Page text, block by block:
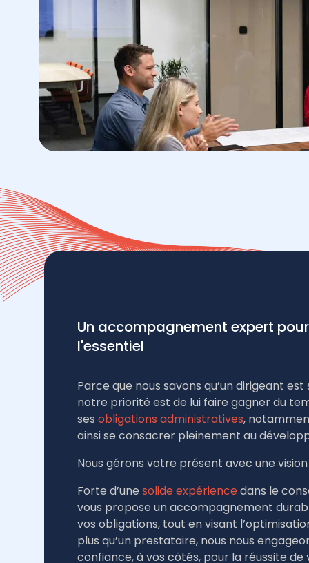
Un accompagnement expert
l'essentiel
Parce que nous savons qu’un dirigeant
notre priorité est de lui faire gagner du
ses obligations administratives,
ainsi se consacrer pleinement au
Nous gérons votre présent avec une
Forte d’une solide expériencedans le
vous propose un accompagnement
vos obligations, tout en visant
plus qu’un prestataire, nous nous
confiance, à vos côtés, pour la réussite de